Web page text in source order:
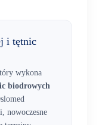
i tętnic
wykona
biodrowych
nowoczesne